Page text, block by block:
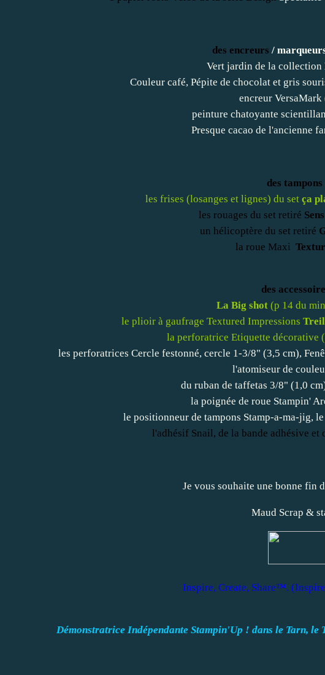
des encreurs /
Vert jardin de la collection
Couleur café, Pépite de chocolat et gris
encreur VersaMark
peinture chatoyante
Presque cacao de l'ancienne
des tampons
les frises (losanges et lignes) du set ça
les rouages du set retiré
un hélicoptère du set retiré
la roue Maxi
des
La Big shot (p 14 du
le plioir à gaufrage Textured Impressions
la perforatrice Etiquette décorative
les perforatrices Cercle festonné, cercle 1-3/8" (3,5 cm),
l'atomiseur de
du ruban de taffetas 3/8" (1,0
la poignée de roue Stampin'
le positionneur de tampons Stamp-a-ma-jig,
l'adhésif Snail, de la bande adhésive et
Je vous souhaite une bonne fin
Maud Scrap &
Inspire, Create, Share™.
Démonstratrice Indépendante Stampin'Up ! dans le Tarn, le